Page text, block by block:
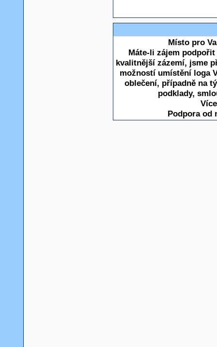
Místo pro
Máte-li zájem
kvalitnější zázemí, jsme
možností umístění loga
oblečení, případně na
podklady,
Podpora od